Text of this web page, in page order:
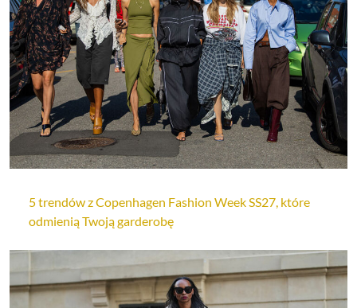
5 trendów z Copenhagen Fashion Week SS27, które
odmienią Twoją garderobę